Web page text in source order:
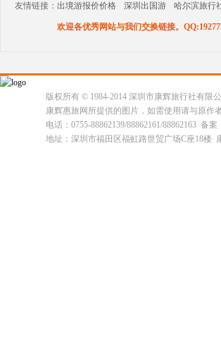
友情链接： 出境游报价价格 深圳出国游 哈尔滨旅行
欢迎各优秀网站与我们交换链接。
版权所有 © 1984-2014 深圳市康辉旅行社有限
康辉惠旅网所提供的图片，如需使用请与原作
电话：0755-88862139/88862161/88862163 备
地址：深圳市福田区福虹路世贸广场C座18楼